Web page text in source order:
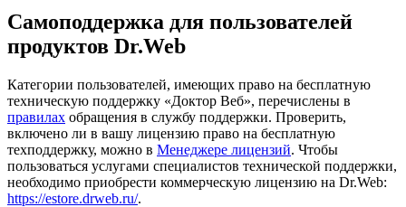
Самоподдержка для пользователей
продуктов Dr.Web
Категории пользователей, имеющих право на бесплатную
техническую поддержку «Доктор Веб», перечислены в
правилах обращения в службу поддержки. Проверить,
включено ли в вашу лицензию право на бесплатную
техподдержку, можно в Менеджере лицензий. Чтобы
пользоваться услугами специалистов технической поддержки,
необходимо приобрести коммерческую лицензию на Dr.Web:
https://estore.drweb.ru/.